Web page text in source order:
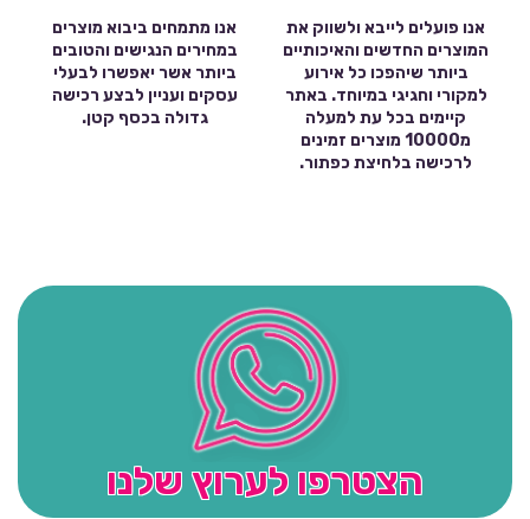
אנו פועלים לייבא ולשווק את
המוצרים החדשים והאיכותיים
ביותר שיהפכו כל אירוע
למקורי וחגיגי במיוחד. באתר
קיימים בכל עת למעלה
מ10000 מוצרים זמינים
לרכישה בלחיצת כפתור.
אנו מתמחים ביבוא מוצרים
במחירים הנגישים והטובים
ביותר אשר יאפשרו לבעלי
עסקים ועניין לבצע רכישה
גדולה בכסף קטן.
הצטרפו לערוץ שלנו